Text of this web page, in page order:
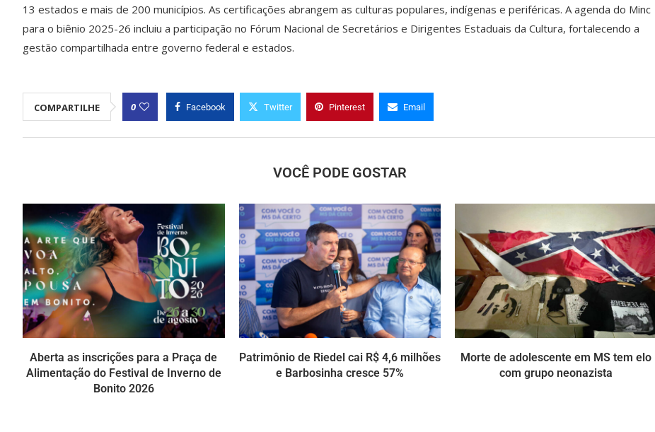
13 estados e mais de 200 municípios. As certificações abrangem as culturas populares, indígenas e periféricas. A agenda do Minc
para o biênio 2025-26 incluiu a participação no Fórum Nacional de Secretários e Dirigentes Estaduais da Cultura, fortalecendo a
gestão compartilhada entre governo federal e estados.
COMPARTILHE 0 Facebook Twitter Pinterest Email
VOCÊ PODE GOSTAR
Aberta as inscrições para a Praça de
Alimentação do Festival de Inverno de
Bonito 2026
Patrimônio de Riedel cai R$ 4,6 milhões
e Barbosinha cresce 57%
Morte de adolescente em MS tem elo
com grupo neonazista